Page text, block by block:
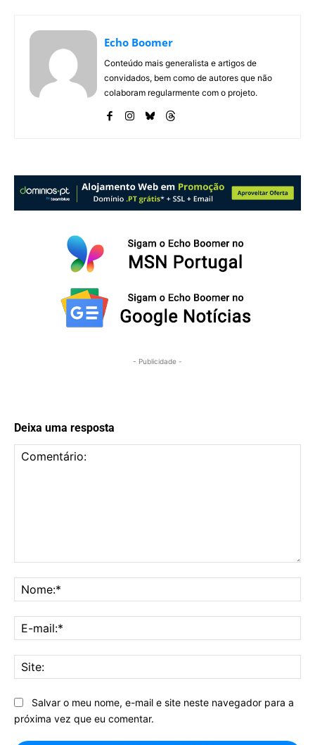
Echo Boomer
Conteúdo mais generalista e artigos de
convidados, bem como de autores que não
colaboram regularmente com o projeto.
- Publicidade -
Deixa uma resposta
Salvar o meu nome, e-mail e site neste navegador para a
próxima vez que eu comentar.